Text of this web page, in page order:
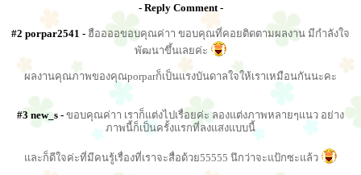
- Reply Comment -
#2 porpar2541 - ฮืออออขอบคุณค่าา ขอบคุณที่คอยติดตามผลงาน มีกำลังใจ
พัฒนาขึ้นเลยค่ะ
ผลงานคุณภาพของคุณporparก็เป็นแรงบันดาลใจให้เราเหมือนกันนะคะ
#3 new_s - ขอบคุณค่าา เราก็แต่งไปเรื่อยค่ะ ลองแต่งภาพหลายๆแนว อย่าง
ภาพนี้ก็เป็นครั้งแรกที่ลงแสงแบบนี้
และก็ดีใจค่ะที่มีคนรู้เรื่องที่เราจะสื่อด้วย55555 นึกว่าจะแป้กซะแล้ว